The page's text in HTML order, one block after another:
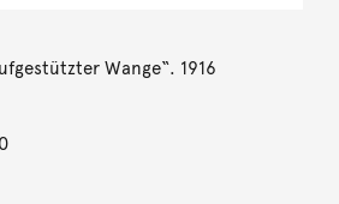
Wange“. 1916